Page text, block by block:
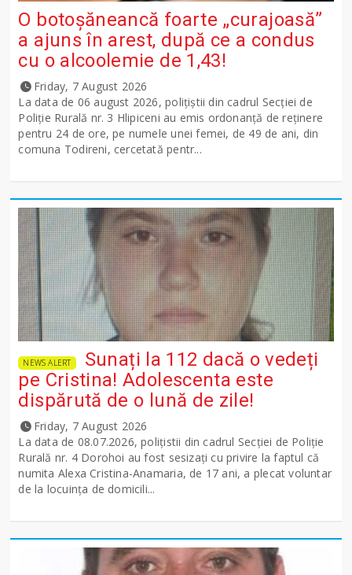
O botoșăneancă foarte „curajoasă”
a ajuns în arest, după ce a condus
cu o alcoolemie de 1,43!
Friday, 7 August 2026
La data de 06 august 2026, polițiștii din cadrul Secției de
Poliție Rurală nr. 3 Hlipiceni au emis ordonanță de reținere
pentru 24 de ore, pe numele unei femei, de 49 de ani, din
comuna Todireni, cercetată pentr...
NEWS ALERT
Sunați la 112 dacă o vedeți
pe Cristina! Adolescenta este
dispărută de o lună de zile!
Friday, 7 August 2026
La data de 08.07.2026, polițistii din cadrul Secției de Poliție
Rurală nr. 4 Dorohoi au fost sesizați cu privire la faptul că
numita Alexa Cristina-Anamaria, de 17 ani, a plecat voluntar
de la locuința de domicili...